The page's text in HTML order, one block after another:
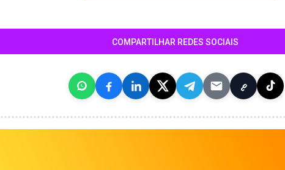
COMPARTILHAR REDES SOCIAIS